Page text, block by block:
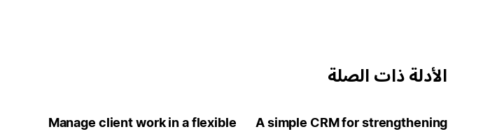
الأدلة ذات الصلة
A simple CRM for strengthening
Manage client work in a flexible